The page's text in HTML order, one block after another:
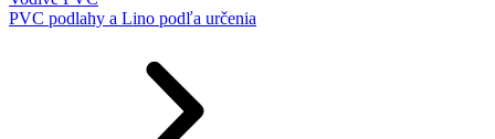
PVC podlahy a Lino podľa určenia